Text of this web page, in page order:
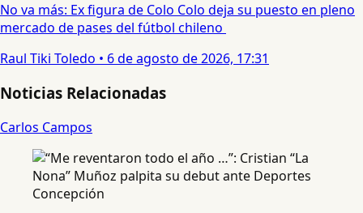
No va más: Ex figura de Colo Colo deja su puesto en pleno
mercado de pases del fútbol chileno
Raul Tiki Toledo • 6 de agosto de 2026, 17:31
Noticias Relacionadas
Carlos Campos